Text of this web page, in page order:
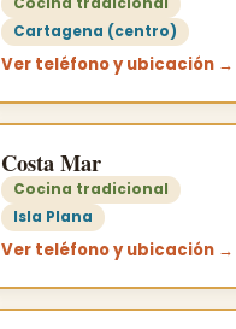
Cartagena (centro)
Ver teléfono y ubicación →
Costa Mar
Cocina tradicional
Isla Plana
Ver teléfono y ubicación →